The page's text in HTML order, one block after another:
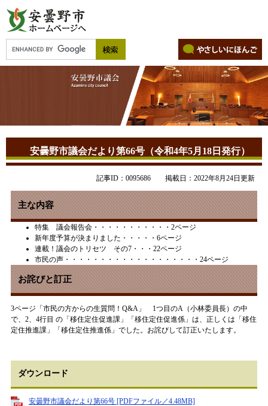
安曇野市議会だより第66号（令和4年5月18日発行）
記事ID：0095686 掲載日：2022年8月24日更新
主な内容
特集 議会報告会・・・・・・・・・・・2ページ
新年度予算が決まりました・・・・・6ページ
連載！議会のトリセツ その7・・・22ページ
市民の声・・・・・・・・・・・・・・・・・・・24ページ
お詫びと訂正
3ページ「市民の方からの生質問！Q&A」 1つ目のA（小林委員長）の中
で、2、4行目 の「移住定住促進課」「移住定住促進係」は、正しくは「移住
定住推進課」「移住定住推進係」でした。お詫びして訂正いたします。
ダウンロード
安曇野市議会だより第66号 [PDFファイル／4.48MB]